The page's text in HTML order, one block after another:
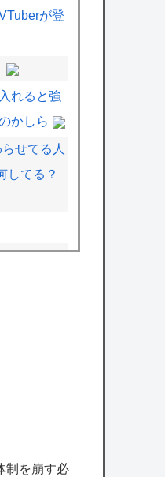
が登
れると強
かしら
せてる人
してる？
スもAIア
制を崩す必